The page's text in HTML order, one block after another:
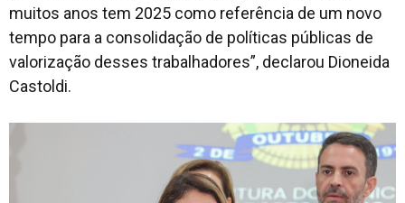
muitos anos tem 2025 como referência de um novo
tempo para a consolidação de políticas públicas de
valorização desses trabalhadores”, declarou Dioneida
Castoldi.